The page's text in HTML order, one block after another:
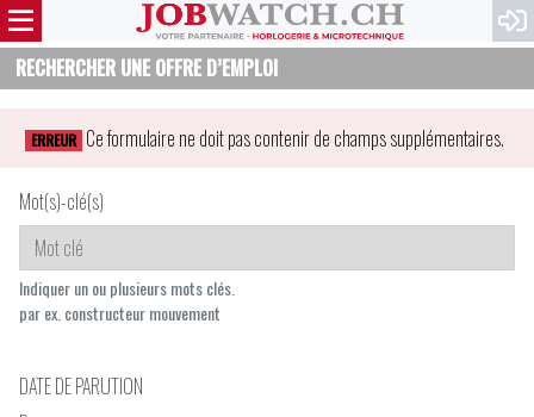
RECHERCHER UNE OFFRE D’EMPLOI
ERREUR Ce formulaire ne doit pas contenir de champs supplémentaires.
Mot(s)-clé(s)
Indiquer un ou plusieurs mots clés.
par ex. constructeur mouvement
DATE DE PARUTION